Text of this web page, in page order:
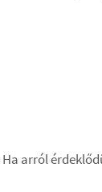
arról